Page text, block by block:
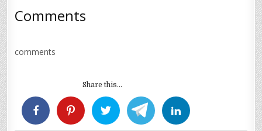
Comments
comments
Share this...